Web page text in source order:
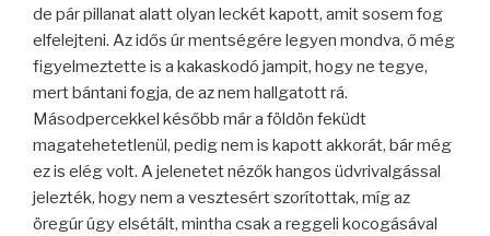
de pár pillanat alatt olyan leckét kapott, amit sosem fog
elfelejteni. Az idős úr mentségére legyen mondva, ő még
figyelmeztette is a kakaskodó jampit, hogy ne tegye,
mert bántani fogja, de az nem hallgatott rá.
Másodpercekkel később már a földön feküdt
magatehetetlenül, pedig nem is kapott akkorát, bár még
ez is elég volt. A jelenetet nézők hangos üdvrivalgással
jelezték, hogy nem a vesztesért szorítottak, míg az
öregúr úgy elsétált, mintha csak a reggeli kocogásával